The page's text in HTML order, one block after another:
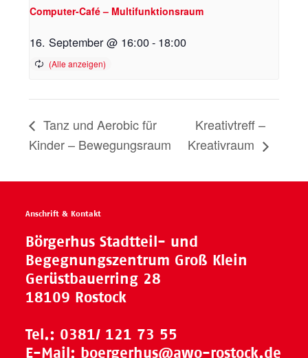
Computer-Café – Multifunktionsraum
16. September @ 16:00- 18:00
Tanz und Aerobic für
Kinder – Bewegungsraum
Kreativtreff –
Kreativraum
Anschrift & Kontakt
Börgerhus Stadtteil- und
Begegnungszentrum Groß Klein
Gerüstbauerring 28
18109 Rostock
Tel.: 0381/ 121 73 55
E-Mail: boergerhus@awo-rostock.de